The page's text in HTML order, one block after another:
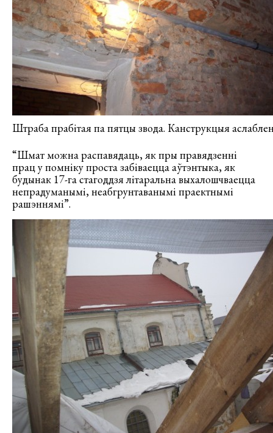
Штраба прабітая па пятцы звода. Канструкцыя
“Шмат можна распавядаць, як пры правядзенні
прац у помніку проста забіваецца аўтэнтыка, як
будынак 17-га стагоддзя літаральна выхалошчваецца
непрадуманымі, неабгрунтаванымі праектнымі
рашэннямі”.